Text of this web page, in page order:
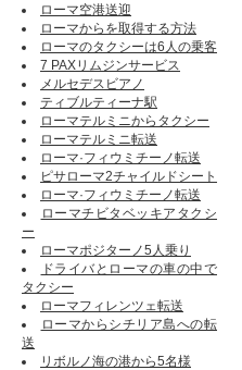
ローマ空港送迎
ローマからを取得する方法
ローマのタクシーは6人の乗客
7 PAXリムジンサービス
メルセデスビアノ
ティブルティーナ駅
ローマテルミニからタクシー
ローマテルミニ転送
ローマ·フィウミチーノ転送
ピサローマ2チャイルドシート
ローマ·フィウミチーノ転送
ローマチビタベッキアタクシ
ー
ローマポジターノ5人乗り
ドライバとローマの車の中で
タクシー
ローマフィレンツェ転送
ローマからシチリア島への転
送
リボルノ海の港から5名様